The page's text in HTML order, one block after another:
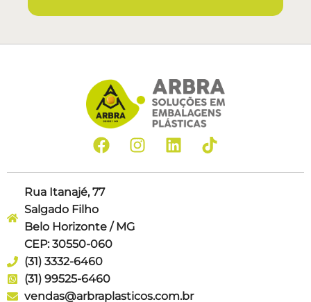
Rua Itanajé, 77
Salgado Filho
Belo Horizonte / MG
CEP: 30550-060
(31) 3332-6460
(31) 99525-6460
vendas@arbraplasticos.com.br